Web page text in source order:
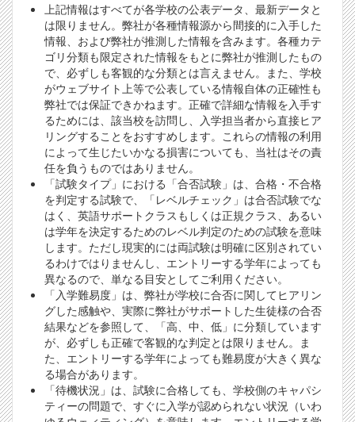
上記情報はすべてが各学校の公表データ、最新データと
は限りません。弊社が各種情報源から間接的に入手した
情報、および弊社が推測した情報を含みます。各種カテ
ゴリ分類も限定された情報をもとに弊社が推測したもの
で、必ずしも客観的な分類とは言えません。また、学校
がウェブサイト上等で公表している情報自体の正確性も
弊社では保証できかねます。正確で詳細な情報を入手す
るためには、該当校を訪問し、入学担当者から直接ヒア
リングすることをおすすめします。これらの情報の利用
によって生じたいかなる損害についても、当社はその責
任を負うものではありません。
「試験タイプ」における「合否試験」は、合格・不合格
を判定する試験で、「レベルチェック」は合否試験でな
はく、英語サポートクラスもしくは正規クラス、あるい
は学年を決定するためのレベル判定のための試験を意味
します。ただし現実的には両試験は明確に区別されてい
るわけではりませんし、エントリーする学年によっても
異なるので、単なる目安としてご利用ください。
「入学難易度」は、弊社が学校に合否に関してヒアリン
グした感触や、実際に弊社がサポートした生徒様の合否
結果などを参照して、「高、中、低」に分類しています
が、必ずしも正確で客観的な判定とは限りません。ま
た、エントリーする学年によっても難易度が大きく異な
る場合があります。
「待機状況」は、試験に合格しても、学校側のキャパシ
ティーの問題で、すぐに入学が認められない状況（いわ